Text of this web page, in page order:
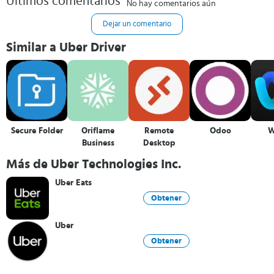
No hay comentarios aún
Dejar un comentario
Similar a Uber Driver
Secure Folder
Oriflame
Business
Remote
Desktop
Odoo
Más de Uber Technologies Inc.
Uber Eats
Obtener
Uber
Obtener